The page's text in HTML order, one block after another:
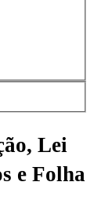
Lei
e Folha